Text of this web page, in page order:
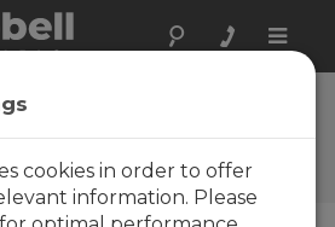
Toggle
OS à un
(Part 1)
d'exploitation
cookies in order to offer
information. Please